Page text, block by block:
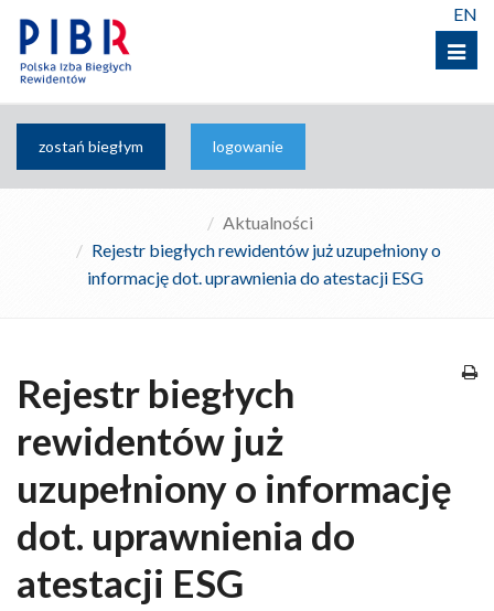
Menu
EN
zostań biegłym logowanie
Aktualności
Rejestr biegłych rewidentów już uzupełniony o
informację dot. uprawnienia do atestacji ESG
Rejestr biegłych
rewidentów już
uzupełniony o informację
dot. uprawnienia do
atestacji ESG